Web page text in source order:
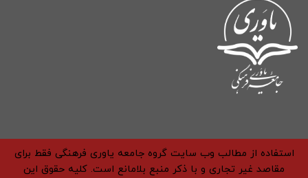
استفاده از مطالب وب سایت گروه جامعه یاوری فرهنگی فقط برای
مقاصد غیر تجاری و با ذکر منبع بلامانع است. کلیه حقوق این